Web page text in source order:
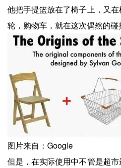
他把手提篮放在了椅子上，又
轮，购物车，就在这次偶然的碰
图片来自：Google
但是，在实际使用中不管是超